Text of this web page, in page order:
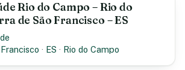
Rio do Campo – Rio do
de São Francisco – ES
· ES · Rio do Campo